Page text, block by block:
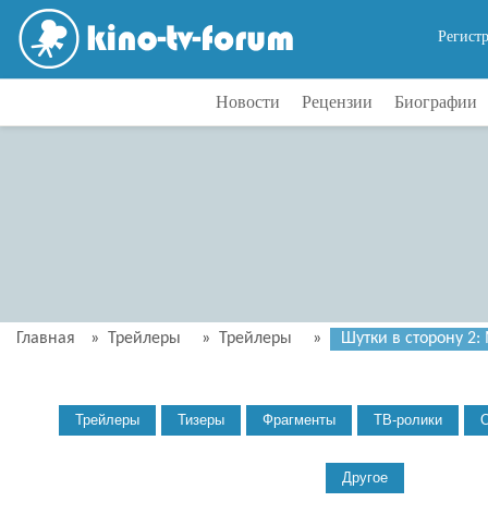
Новости Рецензии Биографии
Главная » Трейлеры » Трейлеры » Шутки в сторону